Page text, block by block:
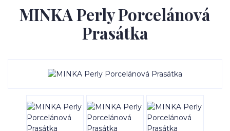
MINKA Perly Porcelánová
Prasátka